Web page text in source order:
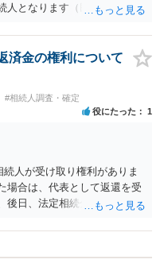
人となります（民法８９０
えて「おじ又はおば」にも
済金の権利について
#相続人調査・確定
役にたった 1
人が受け取り権利がありま
場合は、代表として返還を受
後日、法定相続分に基づいて